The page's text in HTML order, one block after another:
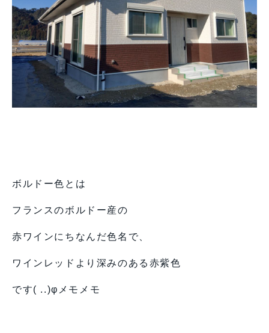
ボルドー色とは
フランスのボルドー産の
赤ワインにちなんだ色名で、
ワインレッドより深みのある赤紫色
です( ..)φメモメモ